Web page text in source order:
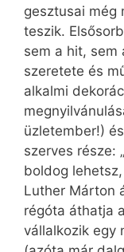
gesztusai még
teszik.
sem a hit, sem
szeretete és
alkalmi
üzletember!)
szerves része:
boldog
Luther Márton
rég­óta áthatja
vállalkozik egy